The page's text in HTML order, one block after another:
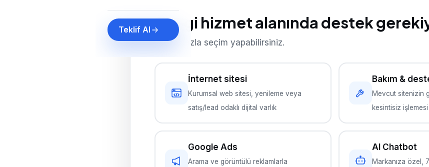
Teklif Al Hangi hizmet alanında destek
Birden fazla seçim yapabilirsiniz.
İnternet sitesi
Kurumsal web sitesi, yenileme veya
satış/lead odaklı dijital varlık
Bakım &
Mevcut sitenizin
kesintisiz işlemesi
Google Ads
Arama ve görüntülü reklamlarla
AI Chatbot
Markanıza özel,